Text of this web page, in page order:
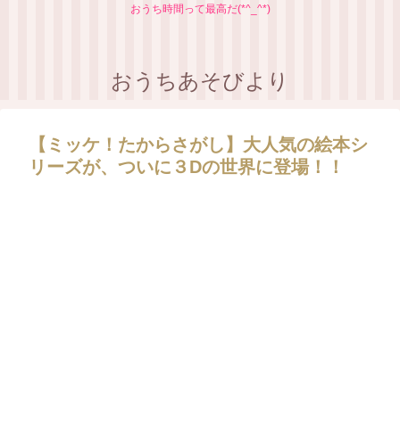
おうち時間って最高だ(*^_^*)
おうちあそびより
【ミッケ！たからさがし】大人気の絵本シ
リーズが、ついに３Dの世界に登場！！